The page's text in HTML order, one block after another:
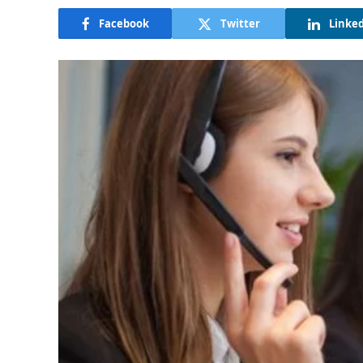
Facebook Twitter